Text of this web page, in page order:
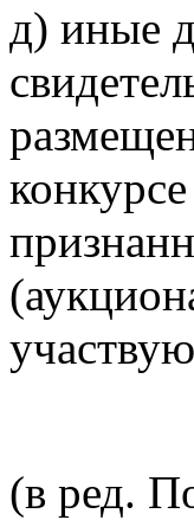
д) иные
(в ред.